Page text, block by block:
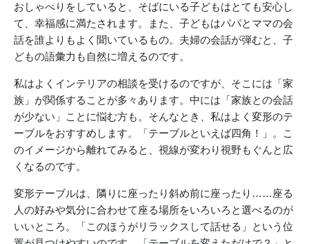
おしゃべりをしていると、そばにいる子どもはとても安心し
て、幸福感に満たされます。また、子どもはパパとママの会
話を誰よりもよく聞いているもの。夫婦の会話が弾むと、子
どもの語彙力も自然に増えるのです。
私はよくインテリアの相談を受けるのですが、そこには「家
族」が関係することが多々あります。中には「家族との会話
が少ない」ことに悩む方も。そんなとき、私はよく変形のテ
ーブルをおすすめします。「テーブルといえば四角！」。こ
のイメージから離れてみると、視線が変わり視野もぐんと広
くなるのです。
変形テーブルは、隣りに座ったり斜め前に座ったり……座る
人の好みや気分に合わせて座る場所をいろいろと選べるのが
いいところ。「このほうがリラックスして話せる」という位